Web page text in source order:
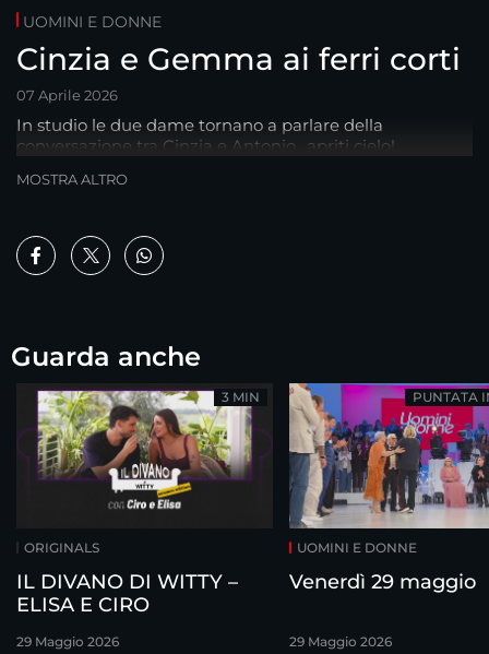
UOMINI E DONNE
Cinzia e Gemma ai ferri corti
07 Aprile 2026
In studio le due dame tornano a parlare della
conversazione tra Cinzia e Antonio.. apriti cielo!
MOSTRA ALTRO
Guarda anche
ORIGINALS
IL DIVANO DI WITTY –
ELISA E CIRO
29 Maggio 2026
3 MIN
UOMINI E DONNE
Venerdì 29 maggio
29 Maggio 2026
PUNTATA